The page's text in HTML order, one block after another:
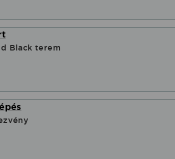
Black terem